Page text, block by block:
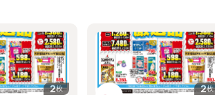
2枚 2枚